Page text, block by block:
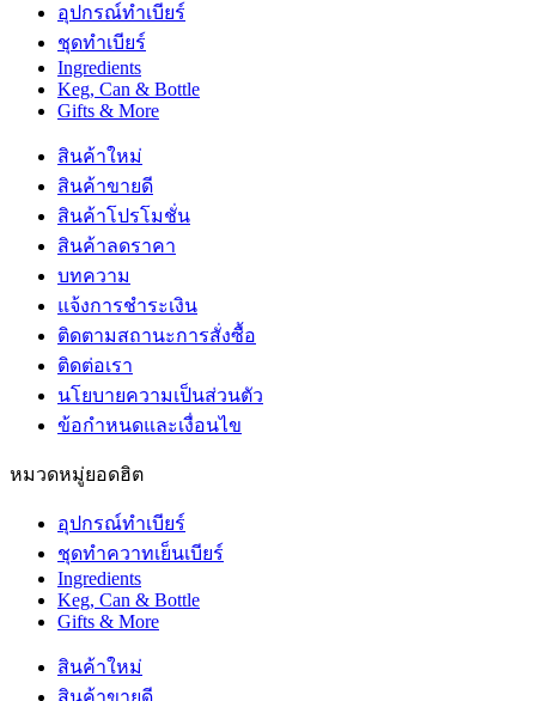
อุปกรณ์ทำเบียร์
ชุดทำเบียร์
Ingredients
Keg, Can & Bottle
Gifts & More
สินค้าใหม่
สินค้าขายดี
สินค้าโปรโมชั่น
สินค้าลดราคา
บทความ
แจ้งการชำระเงิน
ติดตามสถานะการสั่งซื้อ
ติดต่อเรา
นโยบายความเป็นส่วนตัว
ข้อกำหนดและเงื่อนไข
หมวดหมู่ยอดฮิต
อุปกรณ์ทำเบียร์
ชุดทำควาทเย็นเบียร์
Ingredients
Keg, Can & Bottle
Gifts & More
สินค้าใหม่
สินค้าขายดี